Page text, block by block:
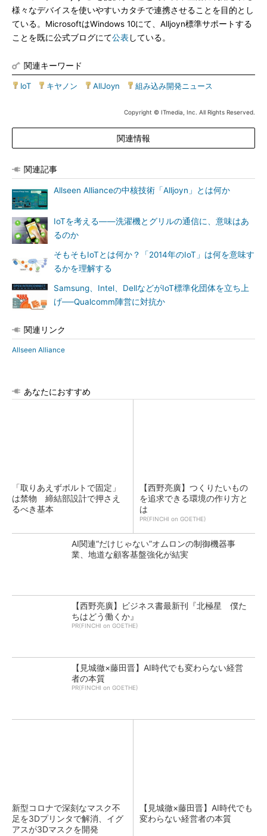
様々なデバイスを使いやすいカタチで連携させることを目的とし
ている。MicrosoftはWindows 10にて、Alljoyn標準サポートする
ことを既に公式ブログにて公表している。
関連キーワード
IoT キヤノン AllJoyn 組み込み開発ニュース
Copyright © ITmedia, Inc. All Rights Reserved.
関連情報
関連記事
Allseen Allianceの中核技術「Alljoyn」とは何か
IoTを考える――洗濯機とグリルの通信に、意味はあ
るのか
そもそもIoTとは何か？「2014年のIoT」は何を意味す
るかを理解する
Samsung、Intel、DellなどがIoT標準化団体を立ち上
げ──Qualcomm陣営に対抗か
関連リンク
Allseen Alliance
あなたにおすすめ
「取りあえずボルトで固定」
は禁物 締結部設計で押さえ
るべき基本
【西野亮廣】つくりたいもの
を追求できる環境の作り方と
は
PR(FINCHI on GOETHE)
AI関連“だけじゃない”オムロンの制御機器事
業、地道な顧客基盤強化が結実
【西野亮廣】ビジネス書最新刊『北極星 僕た
ちはどう働くか』
PR(FINCHI on GOETHE)
【見城徹×藤田晋】AI時代でも変わらない経営
者の本質
PR(FINCHI on GOETHE)
新型コロナで深刻なマスク不
足を3Dプリンタで解消、イグ
アスが3Dマスクを開発
【見城徹×藤田晋】AI時代でも
変わらない経営者の本質